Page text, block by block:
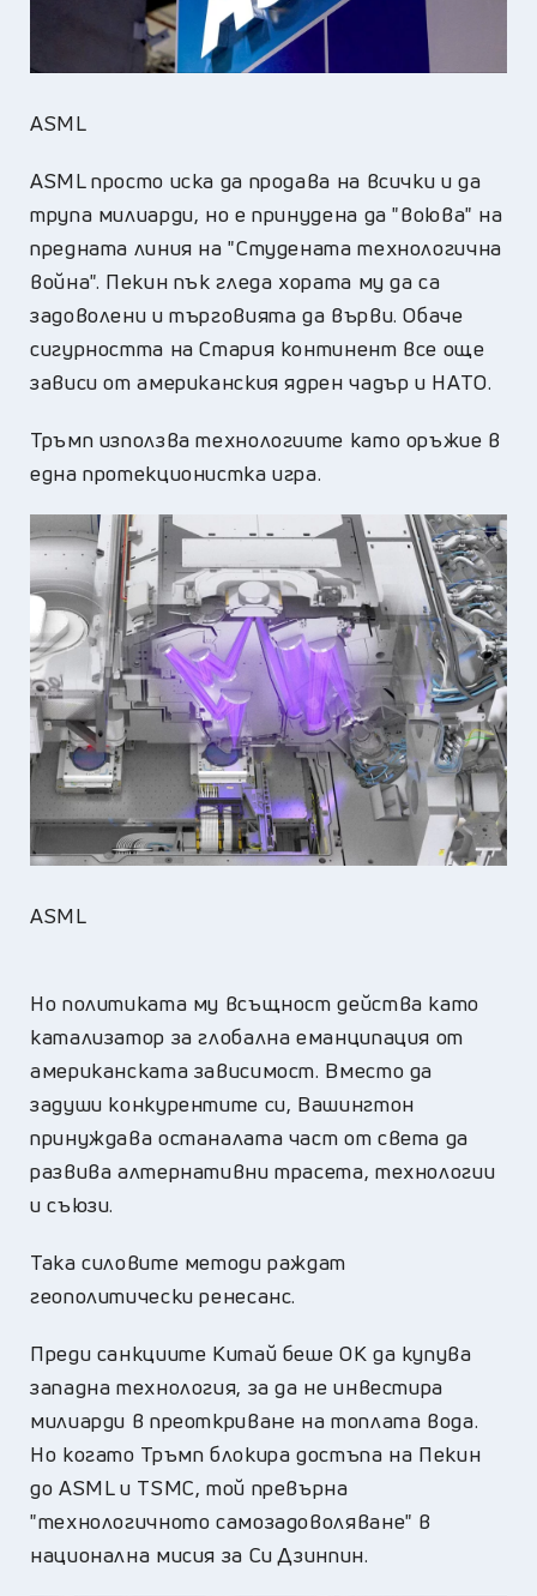
ASML
ASML просто иска да продава на всички и да
трупа милиарди, но е принудена да "воюва" на
предната линия на "Студената технологична
война". Пекин пък гледа хората му да са
задоволени и търговията да върви. Обаче
сигурността на Стария континент все още
зависи от американския ядрен чадър и НАТО.
Тръмп използва технологиите като оръжие в
една протекционистка игра.
ASML
Но политиката му всъщност действа като
катализатор за глобална еманципация от
американската зависимост. Вместо да
задуши конкурентите си, Вашингтон
принуждава останалата част от света да
развива алтернативни трасета, технологии
и съюзи.
Така силовите методи раждат
геополитически ренесанс.
Преди санкциите Китай беше ОК да купува
западна технология, за да не инвестира
милиарди в преоткриване на топлата вода.
Но когато Тръмп блокира достъпа на Пекин
до ASML и TSMC, той превърна
"технологичното самозадоволяване" в
национална мисия за Си Дзинпин.